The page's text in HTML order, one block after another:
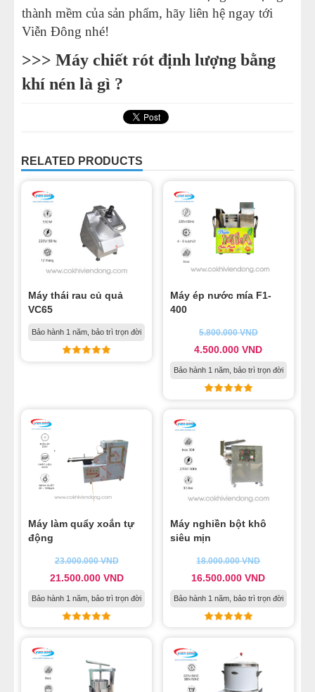
thành mềm của sản phẩm, hãy liên hệ ngay tới
Viễn Đông nhé!
>>> Máy chiết rót định lượng bằng
khí nén là gì ?
RELATED PRODUCTS
Máy thái rau củ quả
VC65
Bảo hành 1 năm, bảo trì trọn đời
Máy ép nước mía F1-
400
5.800.000VND
4.500.000VND
Bảo hành 1 năm, bảo trì trọn đời
Máy làm quẩy xoắn tự
động
23.000.000VND
21.500.000 VND
Bảo hành 1 năm, bảo trì trọn đời
Máy nghiền bột khô
siêu mịn
18.000.000VND
16.500.000VND
Bảo hành 1 năm, bảo trì trọn đời